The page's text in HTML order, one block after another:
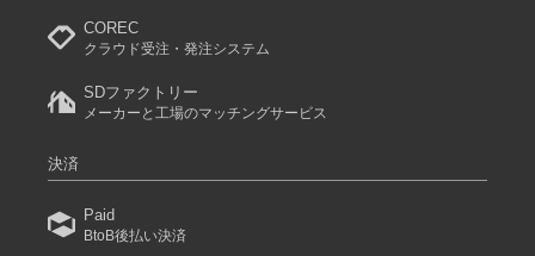
COREC
クラウド受注・発注システム
SDファクトリー
メーカーと工場のマッチングサービス
決済
Paid
BtoB後払い決済